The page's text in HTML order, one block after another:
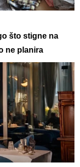
što stigne na
ne planira